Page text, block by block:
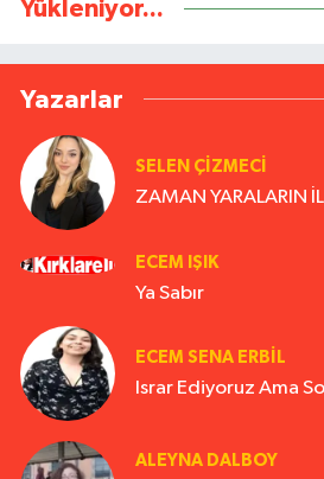
Yükleniyor...
Yazarlar
SELEN ÇİZMECİ
ZAMAN YARALARIN
ECEM IŞIK
Ya Sabır
ECEM SENA ERBIL
Israr Ediyoruz Ama
ALEYNA DALBOY